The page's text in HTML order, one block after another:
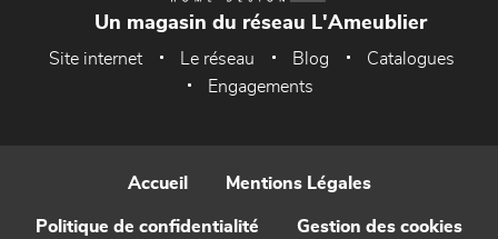
Un magasin du réseau L'Ameublier
Site internet Le réseau Blog
Catalogues
Engagements
Accueil Mentions Légales
Politique de confidentialité Gestion des cookies